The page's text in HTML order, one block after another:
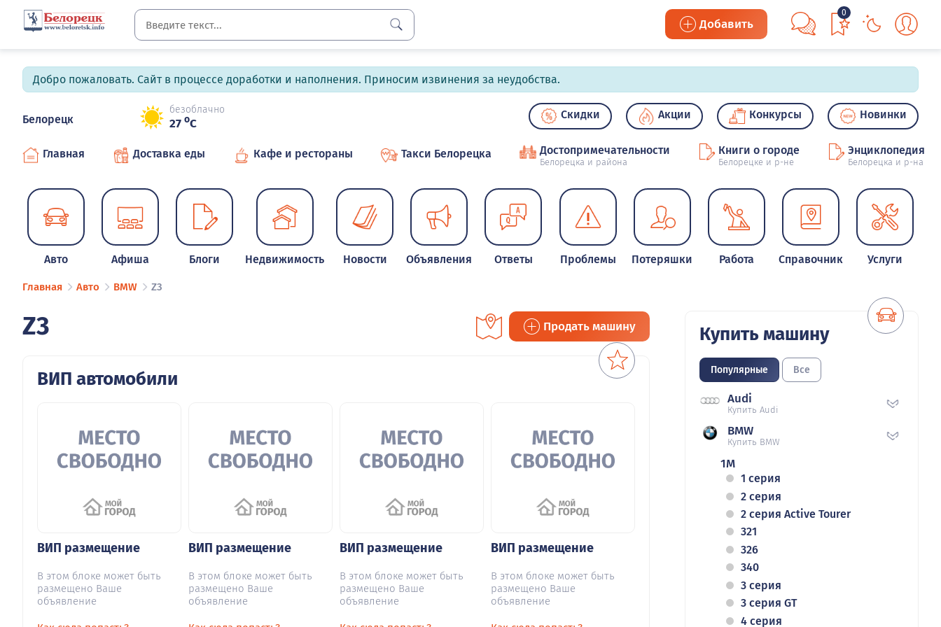
Добавить
0
Добро пожаловать. Сайт в процессе доработки и наполнения. Приносим извинения за неудобства.
Белорецк
безоблачно
27 oC
Скидки Акции Конкурсы Новинки
Главная Доставка еды Кафе и рестораны Такси Белорецка Достопримечательности
Белорецка и района
Книги о городе
Белорецке и р-не
Энциклопедия
Белорецка и р-на
Авто Афиша Блоги Недвижимость Новости Объявления Ответы Проблемы Потеряшки Работа Справочник Услуги
Главная Авто BMW Z3
Z3 Продать машину
ВИП автомобили
ВИП размещение
В этом блоке может быть
размещено Ваше
объявление
ВИП размещение
В этом блоке может быть
размещено Ваше
объявление
ВИП размещение
В этом блоке может быть
размещено Ваше
объявление
ВИП размещение
В этом блоке может быть
размещено Ваше
объявление
Купить машину
Популярные Все
Audi
Купить Audi
BMW
Купить BMW
1M
1 серия
2 серия
2 серия Active Tourer
321
326
340
3 серия
3 серия GT
4 серия